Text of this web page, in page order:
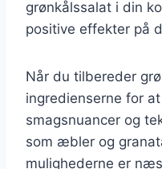
grønkålssalat i din
positive effekter på
Når du tilbereder
ingredienserne for
smagsnuancer og
som æbler og
mulighederne er